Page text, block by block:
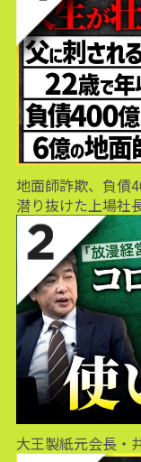
地面師詐欺、負債
潜り抜けた上場社
大王製紙元会長・